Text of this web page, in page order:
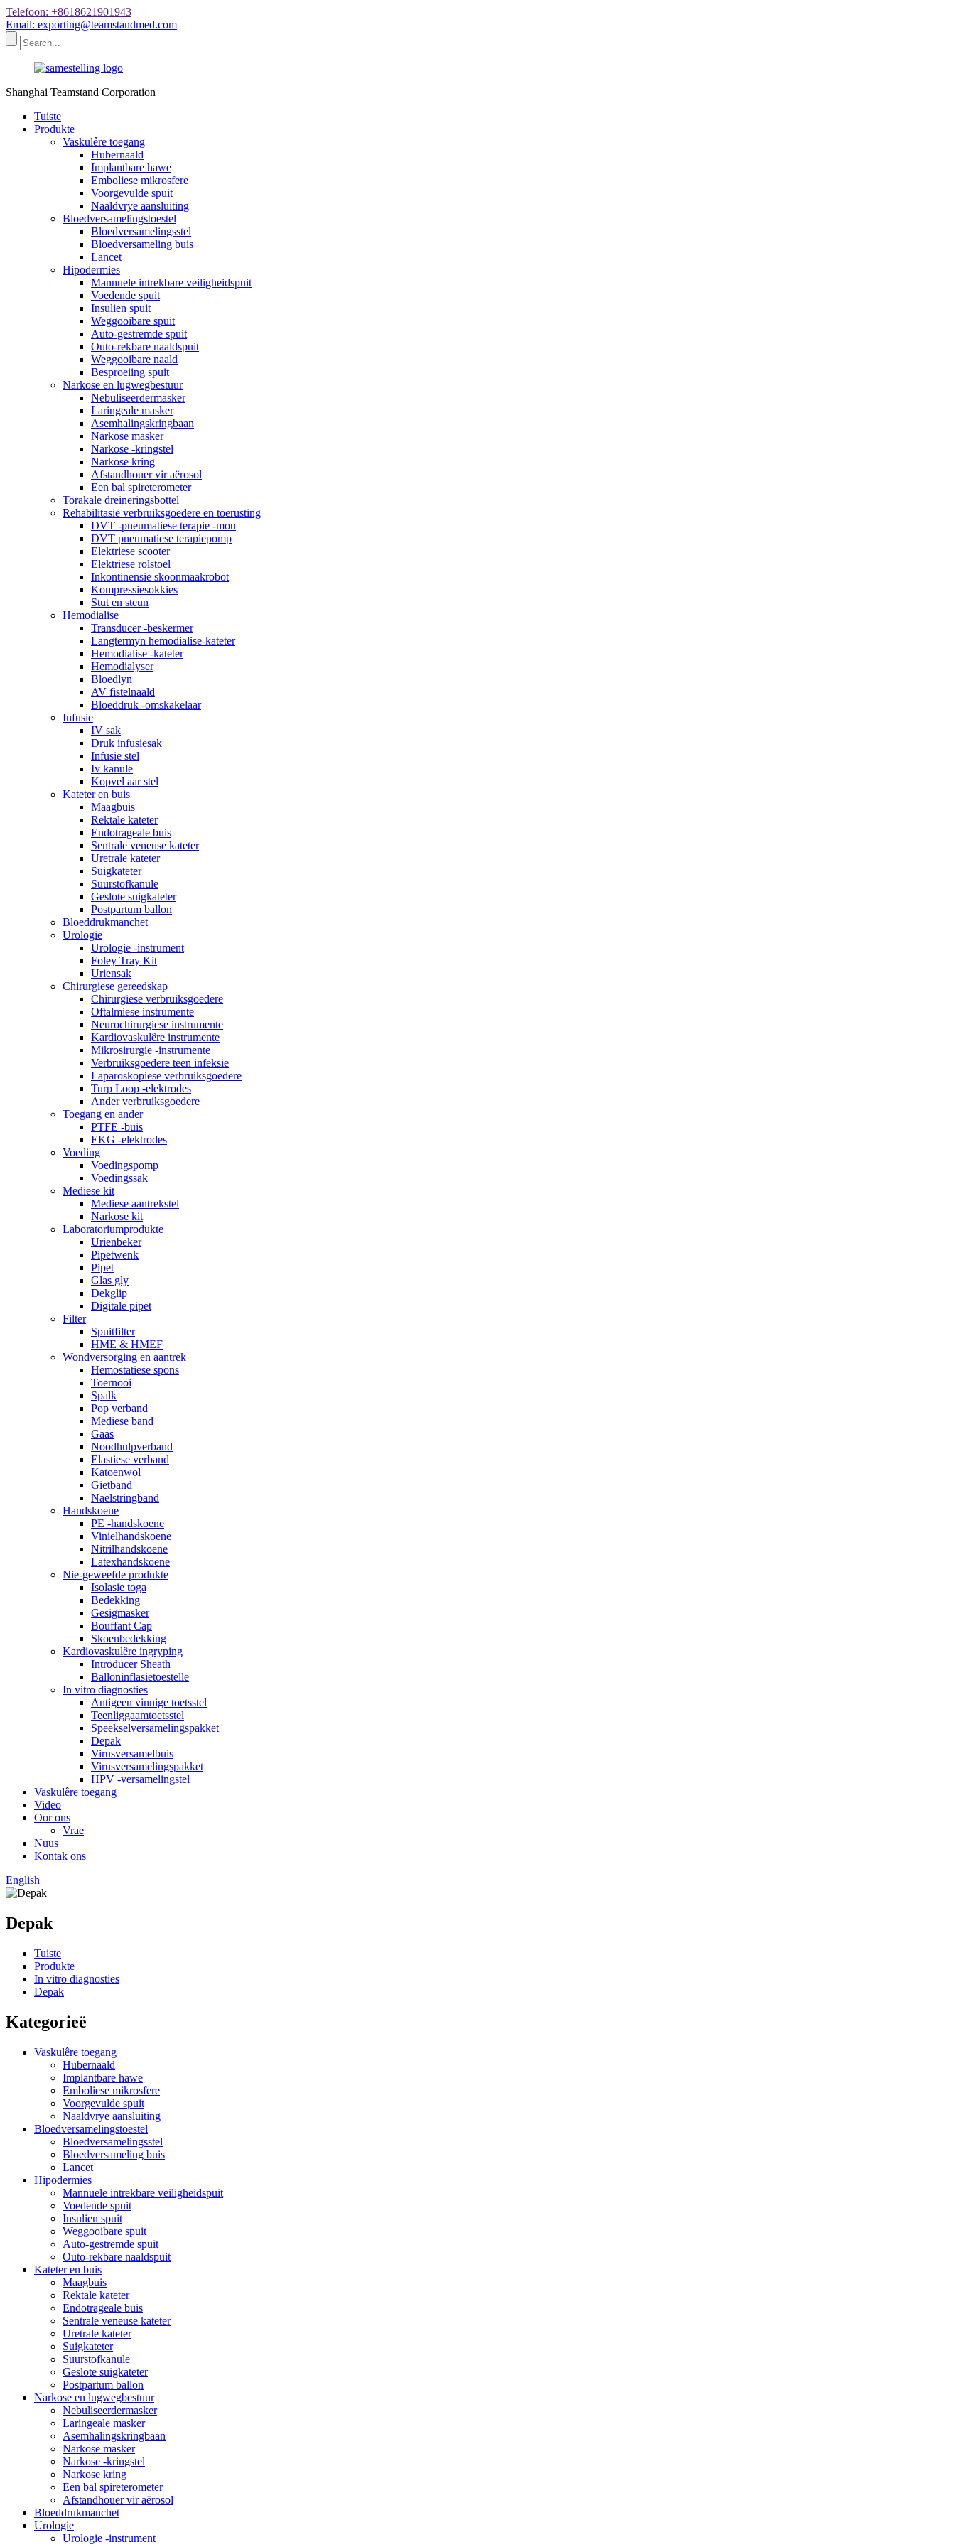
Telefoon: +8618621901943
Email: exporting@teamstandmed.com
Shanghai Teamstand Corporation
Tuiste
Produkte
Vaskulêre toegang
Hubernaald
Implantbare hawe
Emboliese mikrosfere
Voorgevulde spuit
Naaldvrye aansluiting
Bloedversamelingstoestel
Bloedversamelingsstel
Bloedversameling buis
Lancet
Hipodermies
Mannuele intrekbare veiligheidspuit
Voedende spuit
Insulien spuit
Weggooibare spuit
Auto-gestremde spuit
Outo-rekbare naaldspuit
Weggooibare naald
Besproeiing spuit
Narkose en lugwegbestuur
Nebuliseerdermasker
Laringeale masker
Asemhalingskringbaan
Narkose masker
Narkose -kringstel
Narkose kring
Afstandhouer vir aërosol
Een bal spireterometer
Torakale dreineringsbottel
Rehabilitasie verbruiksgoedere en toerusting
DVT -pneumatiese terapie -mou
DVT pneumatiese terapiepomp
Elektriese scooter
Elektriese rolstoel
Inkontinensie skoonmaakrobot
Kompressiesokkies
Stut en steun
Hemodialise
Transducer -beskermer
Langtermyn hemodialise-kateter
Hemodialise -kateter
Hemodialyser
Bloedlyn
AV fistelnaald
Bloeddruk -omskakelaar
Infusie
IV sak
Druk infusiesak
Infusie stel
Iv kanule
Kopvel aar stel
Kateter en buis
Maagbuis
Rektale kateter
Endotrageale buis
Sentrale veneuse kateter
Uretrale kateter
Suigkateter
Suurstofkanule
Geslote suigkateter
Postpartum ballon
Bloeddrukmanchet
Urologie
Urologie -instrument
Foley Tray Kit
Uriensak
Chirurgiese gereedskap
Chirurgiese verbruiksgoedere
Oftalmiese instrumente
Neurochirurgiese instrumente
Kardiovaskulêre instrumente
Mikrosirurgie -instrumente
Verbruiksgoedere teen infeksie
Laparoskopiese verbruiksgoedere
Turp Loop -elektrodes
Ander verbruiksgoedere
Toegang en ander
PTFE -buis
EKG -elektrodes
Voeding
Voedingspomp
Voedingssak
Mediese kit
Mediese aantrekstel
Narkose kit
Laboratoriumprodukte
Urienbeker
Pipetwenk
Pipet
Glas gly
Dekglip
Digitale pipet
Filter
Spuitfilter
HME & HMEF
Wondversorging en aantrek
Hemostatiese spons
Toernooi
Spalk
Pop verband
Mediese band
Gaas
Noodhulpverband
Elastiese verband
Katoenwol
Gietband
Naelstringband
Handskoene
PE -handskoene
Vinielhandskoene
Nitrilhandskoene
Latexhandskoene
Nie-geweefde produkte
Isolasie toga
Bedekking
Gesigmasker
Bouffant Cap
Skoenbedekking
Kardiovaskulêre ingryping
Introducer Sheath
Balloninflasietoestelle
In vitro diagnosties
Antigeen vinnige toetsstel
Teenliggaamtoetsstel
Speekselversamelingspakket
Depak
Virusversamelbuis
Virusversamelingspakket
HPV -versamelingstel
Vaskulêre toegang
Video
Oor ons
Vrae
Nuus
Kontak ons
English
Depak
Tuiste
Produkte
In vitro diagnosties
Depak
Kategorieë
Vaskulêre toegang
Hubernaald
Implantbare hawe
Emboliese mikrosfere
Voorgevulde spuit
Naaldvrye aansluiting
Bloedversamelingstoestel
Bloedversamelingsstel
Bloedversameling buis
Lancet
Hipodermies
Mannuele intrekbare veiligheidspuit
Voedende spuit
Insulien spuit
Weggooibare spuit
Auto-gestremde spuit
Outo-rekbare naaldspuit
Kateter en buis
Maagbuis
Rektale kateter
Endotrageale buis
Sentrale veneuse kateter
Uretrale kateter
Suigkateter
Suurstofkanule
Geslote suigkateter
Postpartum ballon
Narkose en lugwegbestuur
Nebuliseerdermasker
Laringeale masker
Asemhalingskringbaan
Narkose masker
Narkose -kringstel
Narkose kring
Een bal spireterometer
Afstandhouer vir aërosol
Bloeddrukmanchet
Urologie
Urologie -instrument